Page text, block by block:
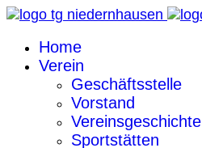
Home
Verein
Geschäftsstelle
Vorstand
Vereinsgeschichte
Sportstätten